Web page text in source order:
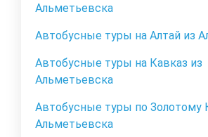
Альметьевска
Автобусные туры на Алтай из
Автобусные туры на Кавказ из
Альметьевска
Автобусные туры по Золотому
Альметьевска